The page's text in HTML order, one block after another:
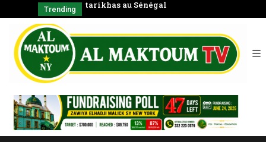
Trending Coran en groupe)
الشّيخ